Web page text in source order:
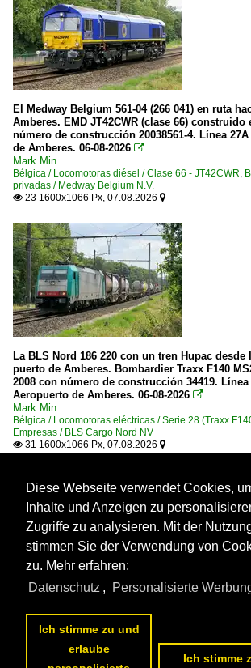
El Medway Belgium 561-04 (266 041) en ruta
Amberes. EMD JT42CWR (clase 66) construido
número de construcción 20038561-4. Línea
de Amberes. 06-08-2026 
Mark Min
Bélgica / Locomotoras diésel / Clase 66 - JT42CWR,
privadas / Medway Belgium N.V.
 23 1600x1066 Px, 07.08.2026 
La BLS Nord 186 220 con un tren Hupac desde
puerto de Amberes. Bombardier Traxx F140
2008 con número de construcción 34419. Línea
Aeropuerto de Amberes. 06-08-2026 
Mark Min
Bélgica / Locomotoras eléctricas / Serie 28 (Traxx
Empresas / BLS Cargo Nord NV
 31 1600x1066 Px, 07.08.2026 
La SBB Re 4/4 II 11136 (UIC Re 420 91 85 4 420
Re 4/4 II, no visible aquí, están paradas con
la vía 2 en Lausana. 27 de junio de 2025 
Stefan Wohlfahrt
Diese Webseite verwendet Cookies,
Inhalte und Anzeigen zu
Zugriffe zu analysieren. Mit der
stimmen Sie der Verwendung von
zu. Mehr erfahren:
Datenschutz , Personalisierte
Ich stimme zu und
erlaube
Ich stimme